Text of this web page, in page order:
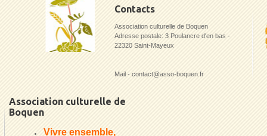
Contacts
Association culturelle de Boquen
Adresse postale: 3 Poulancre d'en bas -
22320 Saint-Mayeux
Mail - contact@asso-boquen.fr
Association culturelle de
Boquen
Vivre ensemble,